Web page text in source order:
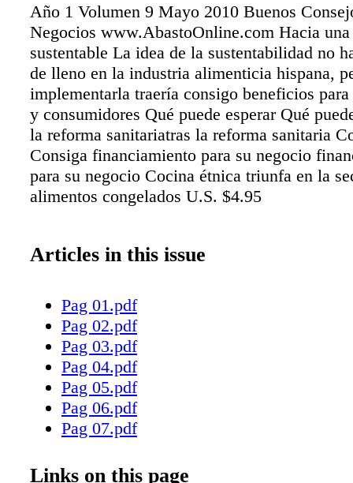
Año 1 Volumen 9 Mayo 2010 Buenos
Negocios www.AbastoOnline.com Hacia
sustentable La idea de la sustentabilidad no
de lleno en la industria alimenticia hispana,
implementarla traería consigo beneficios
y consumidores Qué puede esperar Qué
la reforma sanitariatras la reforma sanitaria
Consiga financiamiento para su negocio
para su negocio Cocina étnica triunfa en la
alimentos congelados U.S. $4.95
Articles in this issue
Pag 01.pdf
Pag 02.pdf
Pag 03.pdf
Pag 04.pdf
Pag 05.pdf
Pag 06.pdf
Pag 07.pdf
Pag 09.pdf
Links on this page